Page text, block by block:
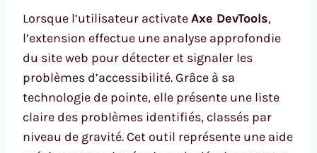
Lorsque l’utilisateur activateAxe DevTools,
l’extension effectue une analyse approfondie
du site web pour détecter et signaler les
problèmes d’accessibilité. Grâce à sa
technologie de pointe, elle présente une liste
claire des problèmes identifiés, classés par
niveau de gravité. Cet outil représente une aide